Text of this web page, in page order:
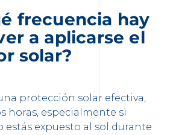
frecuencia hay
a aplicarse el
solar?
protección solar efectiva,
horas, especialmente si
estás expuesto al sol durante